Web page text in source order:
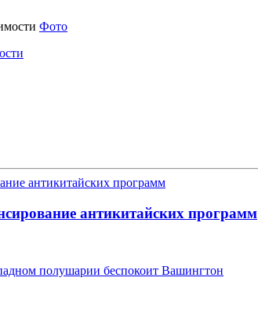
Фото
антикитайских программ
полушарии беспокоит Вашингтон